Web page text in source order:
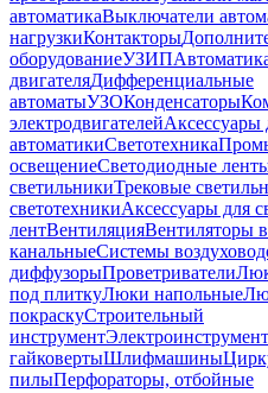
автоматикаВыключатели
нагрузкиКонтакторы
оборудованиеУЗИП
двигателяДифференциальные
автоматыУЗОКонденсаторы
электродвигателейАксессуары
автоматикиСветотехника
освещениеСветодиодные
светильникиТрековые
светотехникиАксессуары для
лентВентиляцияВентиляторы
канальныеСистемы
диффузорыПроветриватели
под плиткуЛюки напольные
покраскуСтроительный
инструментЭлектроинструмент
гайковертыШлифмашины
пилыПерфораторы, отбойные